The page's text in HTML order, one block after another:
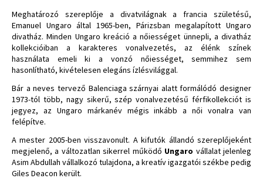
Meghatározó szereplője a divatvilágnak a francia születésű,
Emanuel Ungaro által 1965-ben, Párizsban megalapított Ungaro
divatház. Minden Ungaro kreáció a nőiességet ünnepli, a divatház
kollekcióiban a karakteres vonalvezetés, az élénk színek
használata emeli ki a vonzó nőiességet, semmihez sem
hasonlítható, kivételesen elegáns ízlésvilággal.
Bár a neves tervező Balenciaga szárnyai alatt formálódó designer
1973-tól több, nagy sikerű, szép vonalvezetésű férfikollekciót is
jegyez, az Ungaro márkanév mégis inkább a női vonalra van
felépítve.
A mester 2005-ben visszavonult. A kifutók állandó szereplőjeként
megjelenő, a változatlan sikerrel működő Ungaro vállalat jelenleg
Asim Abdullah vállalkozó tulajdona, a kreatív igazgatói székbe pedig
Giles Deacon került.